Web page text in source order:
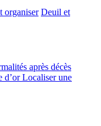
organiser Deuil et
après décès
d’orLocaliser une